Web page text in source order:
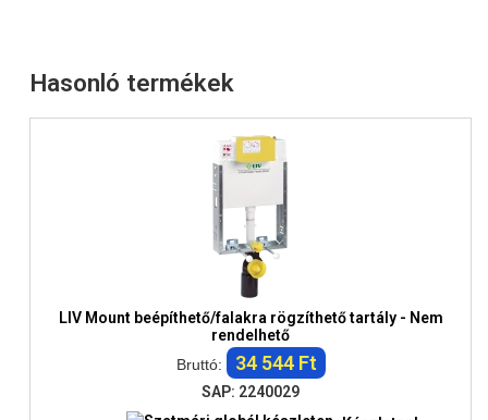
Hasonló termékek
LIV Mount beépíthető/falakra rögzíthető tartály - Nem
rendelhető
Bruttó:
34 544 Ft
SAP: 2240029